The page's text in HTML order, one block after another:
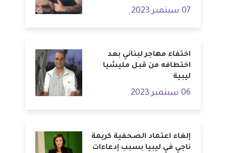
07 سبتمبر 2023
اختفاء مهاجر لبناني بعد
اختطافه من قبل مليشيا
ليبية
06 سبتمبر 2023
إلغاء اعتماد الصحفية كريمة
ناجي في ليبيا بسبب إدعاءات